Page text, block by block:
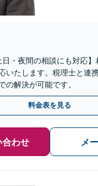
日・夜間の相談にも対応
いたします。税理士と連
の解決が可能です。
料金表を見る
合わせ メ